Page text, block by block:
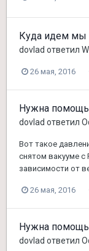
Куда идем мы
dovlad ответил
26 мая, 2016
Нужна
dovlad ответил
Вот такое
снятом вакууме с
зависимости от
26 мая, 2016
Нужна
dovlad ответил